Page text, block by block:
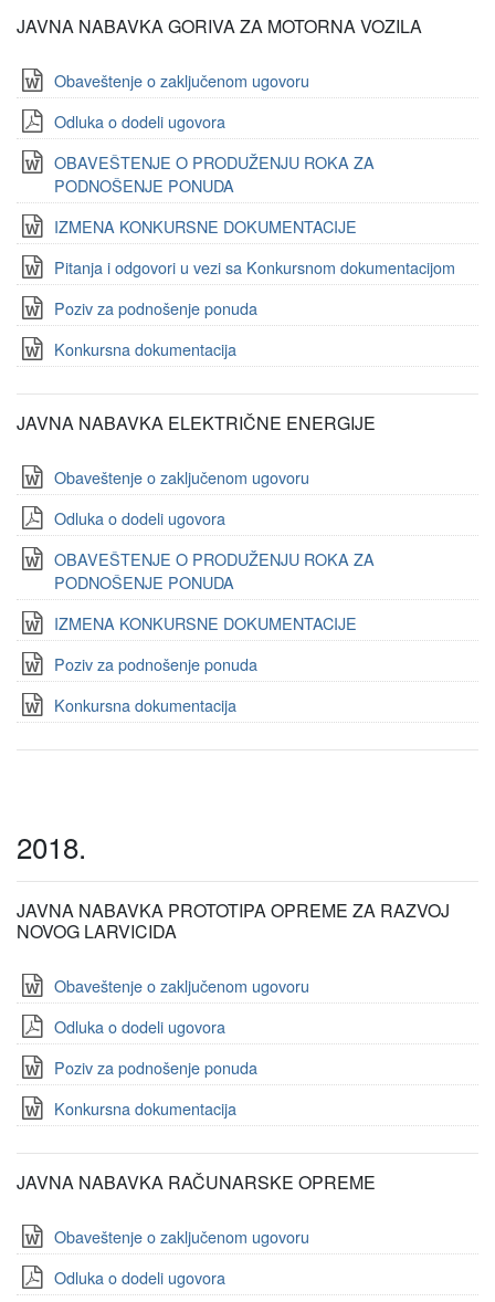
JAVNA NABAVKA GORIVA ZA MOTORNA VOZILA
Obaveštenje o zaključenom ugovoru
Odluka o dodeli ugovora
OBAVEŠTENJE O PRODUŽENJU ROKA ZA
PODNOŠENJE PONUDA
IZMENA KONKURSNE DOKUMENTACIJE
Pitanja i odgovori u vezi sa Konkursnom dokumentacijom
Poziv za podnošenje ponuda
Konkursna dokumentacija
JAVNA NABAVKA ELEKTRIČNE ENERGIJE
Obaveštenje o zaključenom ugovoru
Odluka o dodeli ugovora
OBAVEŠTENJE O PRODUŽENJU ROKA ZA
PODNOŠENJE PONUDA
IZMENA KONKURSNE DOKUMENTACIJE
Poziv za podnošenje ponuda
Konkursna dokumentacija
2018.
JAVNA NABAVKA PROTOTIPA OPREME ZA RAZVOJ
NOVOG LARVICIDA
Obaveštenje o zaključenom ugovoru
Odluka o dodeli ugovora
Poziv za podnošenje ponuda
Konkursna dokumentacija
JAVNA NABAVKA RAČUNARSKE OPREME
Obaveštenje o zaključenom ugovoru
Odluka o dodeli ugovora